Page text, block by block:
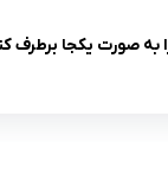
به صورت یکجا برطرف